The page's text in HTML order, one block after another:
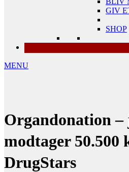
GIV
SHOP
MENU
Organdonation
modtager 50.500
DrugStars